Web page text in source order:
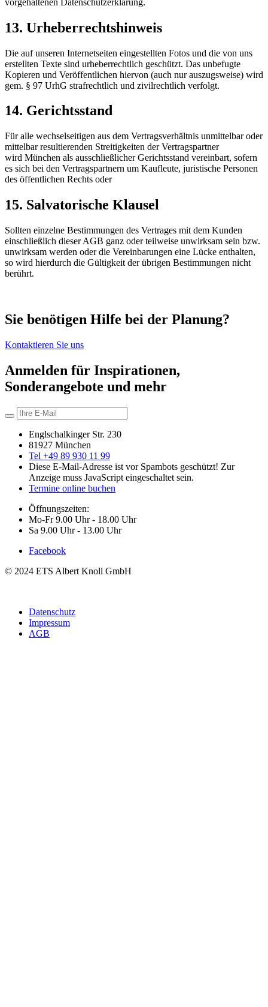
13. Urheberrechtshinweis
Die auf unseren Internetseiten eingestellten Fotos und die von uns
erstellten Texte sind urheberrechtlich geschützt. Das unbefugte
Kopieren und Veröffentlichen hiervon (auch nur auszugsweise) wird
gem. § 97 UrhG strafrechtlich und zivilrechtlich verfolgt.
14. Gerichtsstand
Für alle wechselseitigen aus dem Vertragsverhältnis unmittelbar oder
mittelbar resultierenden Streitigkeiten der Vertragspartner
wird München als ausschließlicher Gerichtsstand vereinbart, sofern
es sich bei den Vertragspartnern um Kaufleute, juristische Personen
des öffentlichen Rechts oder
15. Salvatorische Klausel
Sollten einzelne Bestimmungen des Vertrages mit dem Kunden
einschließlich dieser AGB ganz oder teilweise unwirksam sein bzw.
unwirksam werden oder die Vereinbarungen eine Lücke enthalten,
so wird hierdurch die Gültigkeit der übrigen Bestimmungen nicht
berührt.
Sie benötigen Hilfe bei der Planung?
Kontaktieren Sie uns
Anmelden für Inspirationen,
Sonderangebote und mehr
Englschalkinger Str. 230
81927 München
Tel +49 89 930 11 99
Diese E-Mail-Adresse ist vor Spambots geschützt! Zur
Anzeige muss JavaScript eingeschaltet sein.
Termine online buchen
Öffnungszeiten:
Mo-Fr 9.00 Uhr - 18.00 Uhr
Sa 9.00 Uhr - 13.00 Uhr
Facebook
© 2024 ETS Albert Knoll GmbH
Datenschutz
Impressum
AGB